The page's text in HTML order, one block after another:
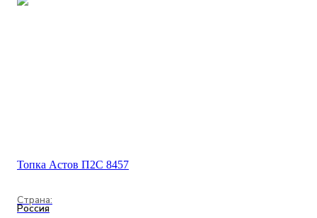
Топка Астов П2С 8457
Страна:
Россия